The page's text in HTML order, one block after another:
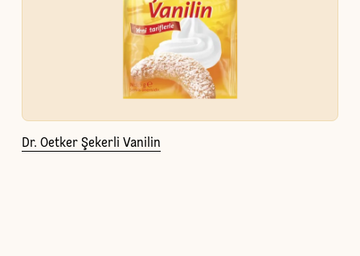
Dr. Oetker Şekerli Vanilin